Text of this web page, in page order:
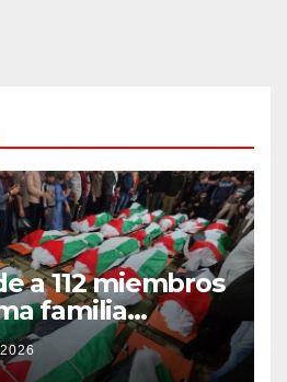
a 112 miembros
familia
el